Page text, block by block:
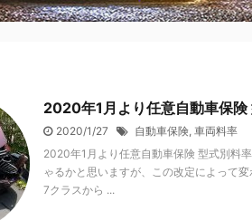
2020年1月より任意自動車保険
2020/1/27 自動車保険, 車両料率
2020年1月より任意自動車保険 型式別料
ゃるかと思いますが、この改定によって
7クラスから ...